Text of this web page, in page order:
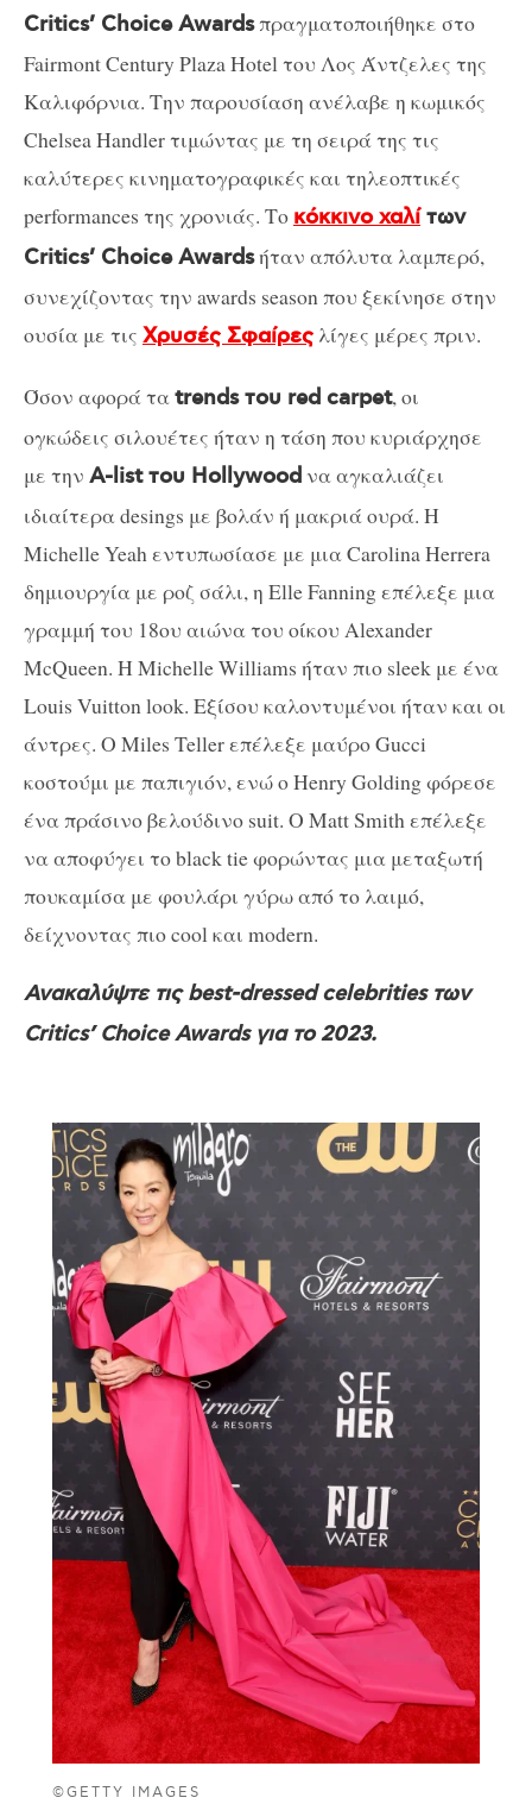
Critics’ Choice Awardsπραγματοποιήθηκε στο
Fairmont Century Plaza Hotel του Λος Άντζελες της
Καλιφόρνια. Την παρουσίαση ανέλαβε η κωμικός
Chelsea Handler τιμώντας με τη σειρά της τις
καλύτερες κινηματογραφικές και τηλεοπτικές
performances της χρονιάς. Το κόκκινο χαλίτων
Critics’ Choice Awardsήταν απόλυτα λαμπερό,
συνεχίζοντας την awards season που ξεκίνησε στην
ουσία με τις Χρυσές Σφαίρες λίγες μέρες πριν.
Όσον αφορά ταtrends του red carpet, οι
ογκώδεις σιλουέτες ήταν η τάση που κυριάρχησε
με την A-list του Hollywoodνα αγκαλιάζει
ιδιαίτερα desings με βολάν ή μακριά ουρά. Η
Michelle Yeah εντυπωσίασε με μια Carolina Herrera
δημιουργία με ροζ σάλι, η Elle Fanning επέλεξε μια
γραμμή του 18ου αιώνα του οίκου Alexander
McQueen. H Michelle Williams ήταν πιο sleek με ένα
Louis Vuitton look. Εξίσου καλοντυμένοι ήταν και οι
άντρες. Ο Miles Teller επέλεξε μαύρο Gucci
κοστούμι με παπιγιόν, ενώ ο Henry Golding φόρεσε
ένα πράσινο βελούδινο suit. Ο Matt Smith επέλεξε
να αποφύγει το black tie φορώντας μια μεταξωτή
πουκαμίσα με φουλάρι γύρω από το λαιμό,
δείχνοντας πιο cool και modern.
Ανακαλύψτε τις best-dressed celebrities των
Critics’ Choice Awards για το 2023.
©GETTY IMAGES